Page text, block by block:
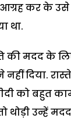
कर के उसे
था.
की मदद के
दिया.
को बहुत
थोड़ी उन्हें